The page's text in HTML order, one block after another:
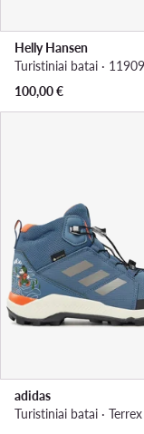
Helly Hansen
100,00€
adidas